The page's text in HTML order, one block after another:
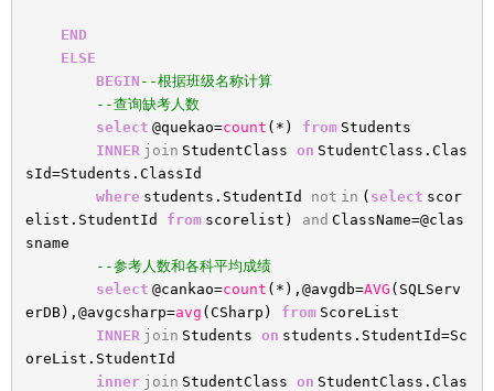
END
ELSE
BEGIN --根据班级名称计算
--查询缺考人数
select @quekao=count (*) from Students
INNER join StudentClass on StudentClass.Clas
sId=Students.ClassId
where students.StudentId not in ( select scor
elist.StudentId from scorelist) and ClassName=@clas
sname
--参考人数和各科平均成绩
select @cankao=count (*),@avgdb=AVG (SQLServ
erDB),@avgcsharp=avg (CSharp) from ScoreList
INNER join Students on students.StudentId=Sc
oreList.StudentId
inner join StudentClass on StudentClass.Clas